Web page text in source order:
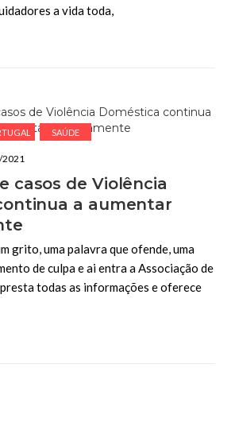
a vida toda,
SAÚDE
casos de Violência
a aumentar
grito, uma palavra que ofende, uma
de culpa e ai entra a Associação de
todas as informações e oferece